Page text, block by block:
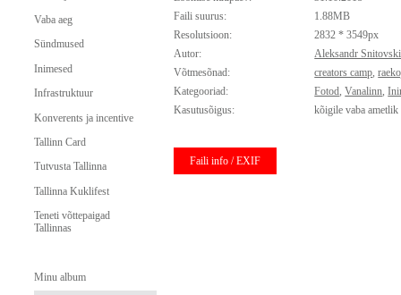
Vaba aeg
Sündmused
Inimesed
Infrastruktuur
Konverents ja incentive
Tallinn Card
Tutvusta Tallinna
Tallinna Kuklifest
Teneti võttepaigad
Tallinnas
Minu album
Faili suurus:
1.88MB
Resolutsioon:
2832 * 3549px
Autor:
Aleksandr
Võtmesõnad:
creators camp,
Kategooriad:
Fotod,Vanalinn,
Kasutusõigus:
kõigile vaba
Faili info / EXIF